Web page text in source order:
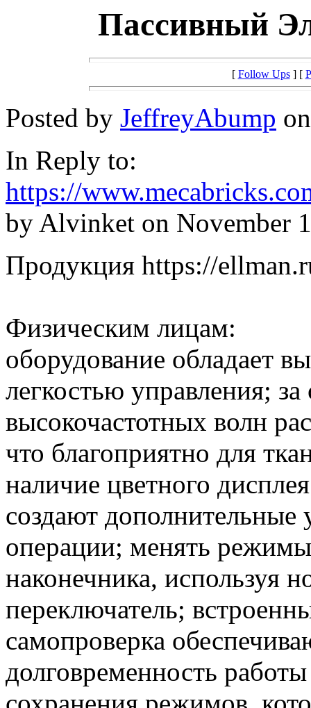
Пассивный
[ Follow Ups] [
Posted by JeffreyAbump
In Reply to:
https://
by Alvinket on November
Продукция https://
Физическим лицам:
оборудование обладает
легкостью управления; за
высокочастотных волн
что благоприятно для
наличие цветного
создают дополнительные
операции; менять
наконечника, используя
переключатель;
самопроверка
долговременность